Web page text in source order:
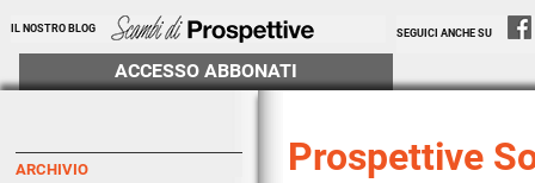
IL NOSTRO BLOG SEGUICI ANCHE SU
ACCESSO ABBONATI
Prospettive
ARCHIVIO